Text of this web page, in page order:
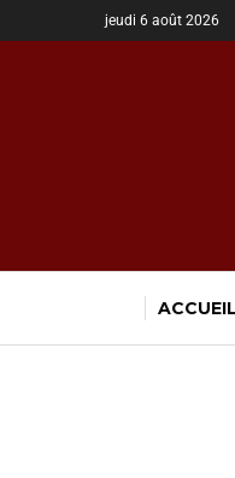
jeudi 6 août 2026
ACCUEIL